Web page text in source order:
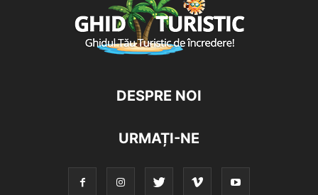
DESPRE NOI
URMAȚI-NE